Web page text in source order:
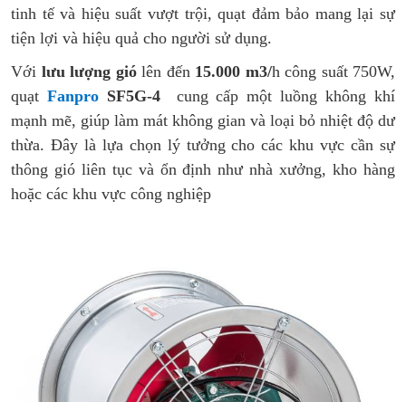
tinh tế và hiệu suất vượt trội, quạt đảm bảo mang lại sự
tiện lợi và hiệu quả cho người sử dụng.
Với lưu lượng giólên đến 15.000 m3/h công suất 750W,
quạt Fanpro SF5G-4cung cấp một luồng không khí
mạnh mẽ, giúp làm mát không gian và loại bỏ nhiệt độ dư
thừa. Đây là lựa chọn lý tưởng cho các khu vực cần sự
thông gió liên tục và ổn định như nhà xưởng, kho hàng
hoặc các khu vực công nghiệp